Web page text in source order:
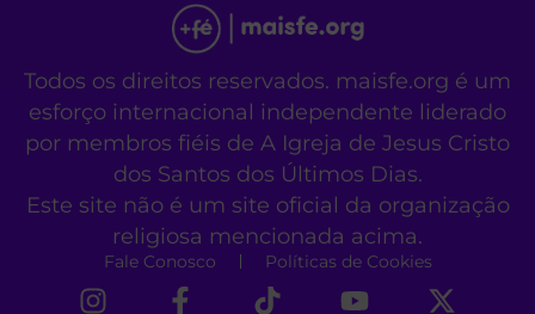
Todos os direitos reservados. maisfe.org é um
esforço internacional independente liderado
por membros fiéis de A Igreja de Jesus Cristo
dos Santos dos Últimos Dias.
Este site não é um site oficial da organização
religiosa mencionada acima.
Fale Conosco Políticas de Cookies